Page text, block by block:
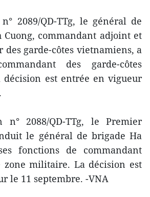
2089/QD-TTg, le général de
commandant adjoint et
des garde-côtes vietnamiens, a
des garde-côtes
décision est entrée en vigueur
2088/QD-TTg, le Premier
le général de brigade Ha
fonctions de commandant
militaire. La décision est
le 11 septembre. -VNA